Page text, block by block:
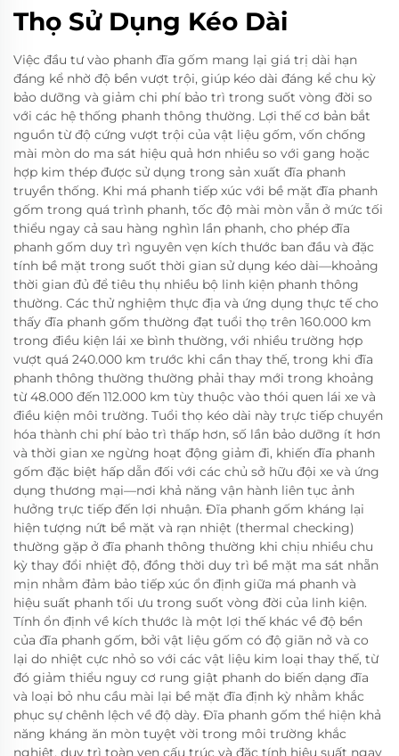
Thọ Sử Dụng Kéo Dài
Việc đầu tư vào phanh đĩa gốm mang lại giá trị dài hạn
đáng kể nhờ độ bền vượt trội, giúp kéo dài đáng kể chu kỳ
bảo dưỡng và giảm chi phí bảo trì trong suốt vòng đời so
với các hệ thống phanh thông thường. Lợi thế cơ bản bắt
nguồn từ độ cứng vượt trội của vật liệu gốm, vốn chống
mài mòn do ma sát hiệu quả hơn nhiều so với gang hoặc
hợp kim thép được sử dụng trong sản xuất đĩa phanh
truyền thống. Khi má phanh tiếp xúc với bề mặt đĩa phanh
gốm trong quá trình phanh, tốc độ mài mòn vẫn ở mức tối
thiểu ngay cả sau hàng nghìn lần phanh, cho phép đĩa
phanh gốm duy trì nguyên vẹn kích thước ban đầu và đặc
tính bề mặt trong suốt thời gian sử dụng kéo dài—khoảng
thời gian đủ để tiêu thụ nhiều bộ linh kiện phanh thông
thường. Các thử nghiệm thực địa và ứng dụng thực tế cho
thấy đĩa phanh gốm thường đạt tuổi thọ trên 160.000 km
trong điều kiện lái xe bình thường, với nhiều trường hợp
vượt quá 240.000 km trước khi cần thay thế, trong khi đĩa
phanh thông thường thường phải thay mới trong khoảng
từ 48.000 đến 112.000 km tùy thuộc vào thói quen lái xe và
điều kiện môi trường. Tuổi thọ kéo dài này trực tiếp chuyển
hóa thành chi phí bảo trì thấp hơn, số lần bảo dưỡng ít hơn
và thời gian xe ngừng hoạt động giảm đi, khiến đĩa phanh
gốm đặc biệt hấp dẫn đối với các chủ sở hữu đội xe và ứng
dụng thương mại—nơi khả năng vận hành liên tục ảnh
hưởng trực tiếp đến lợi nhuận. Đĩa phanh gốm kháng lại
hiện tượng nứt bề mặt và rạn nhiệt (thermal checking)
thường gặp ở đĩa phanh thông thường khi chịu nhiều chu
kỳ thay đổi nhiệt độ, đồng thời duy trì bề mặt ma sát nhẵn
mịn nhằm đảm bảo tiếp xúc ổn định giữa má phanh và
hiệu suất phanh tối ưu trong suốt vòng đời của linh kiện.
Tính ổn định về kích thước là một lợi thế khác về độ bền
của đĩa phanh gốm, bởi vật liệu gốm có độ giãn nở và co
lại do nhiệt cực nhỏ so với các vật liệu kim loại thay thế, từ
đó giảm thiểu nguy cơ rung giật phanh do biến dạng đĩa
và loại bỏ nhu cầu mài lại bề mặt đĩa định kỳ nhằm khắc
phục sự chênh lệch về độ dày. Đĩa phanh gốm thể hiện khả
năng kháng ăn mòn tuyệt vời trong môi trường khắc
nghiệt, duy trì toàn vẹn cấu trúc và đặc tính hiệu suất ngay